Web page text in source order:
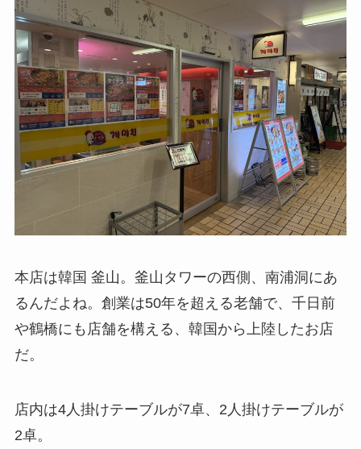
本店は韓国 釜山。釜山タワーの西側、南浦洞にあ
るんだよね。創業は50年を超える老舗で、千日前
や鶴橋にも店舗を構える、韓国から上陸したお店
だ。
店内は4人掛けテーブルが7卓、2人掛けテーブルが
2卓。